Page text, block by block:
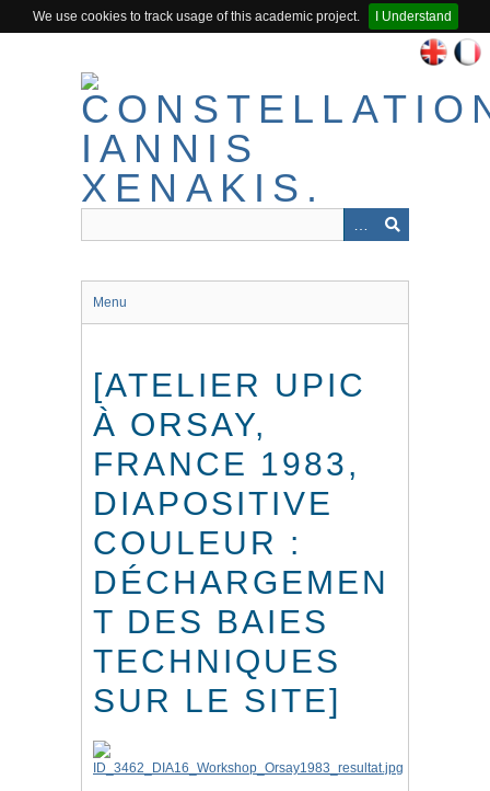
We use cookies to track usage of this academic project.
I Understand
Menu
[ATELIER UPIC
À ORSAY,
FRANCE 1983,
DIAPOSITIVE
COULEUR :
DÉCHARGEMEN
T DES BAIES
TECHNIQUES
SUR LE SITE]